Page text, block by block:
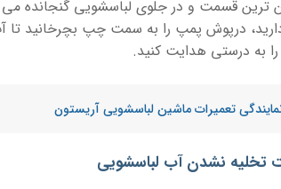
ترین قسمت و در جلوی لباسشویی گنجانده
درپوش پمپ را به سمت چپ بچرخانید
را به درستی هدایت کنید.
تعمیرات ماشین لباسشویی آریستون
تخلیه نشدن آب لباسشویی